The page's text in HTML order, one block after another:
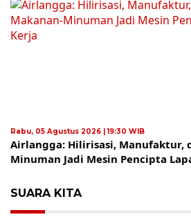
Rabu, 05 Agustus 2026 | 19:30 WIB
Airlangga: Hilirisasi, Manufaktur,
Minuman Jadi Mesin Pencipta
SUARA KITA